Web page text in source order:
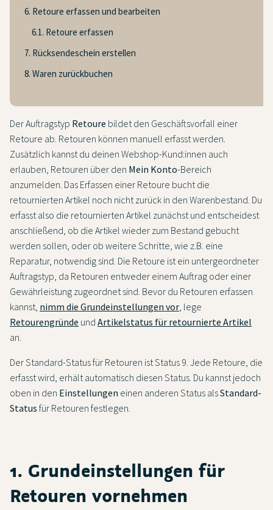
6. Retoure erfassen und bearbeiten
6.1. Retoure erfassen
7. Rücksendeschein erstellen
8. Waren zurückbuchen
Der Auftragstyp Retoure bildet den Geschäftsvorfall einer
Retoure ab. Retouren können manuell erfasst werden.
Zusätzlich kannst du deinen Webshop-Kund:innen auch
erlauben, Retouren über den Mein Konto-Bereich
anzumelden. Das Erfassen einer Retoure bucht die
retournierten Artikel noch nicht zurück in den Warenbestand. Du
erfasst also die retournierten Artikel zunächst und entscheidest
anschließend, ob die Artikel wieder zum Bestand gebucht
werden sollen, oder ob weitere Schritte, wie z.B. eine
Reparatur, notwendig sind. Die Retoure ist ein untergeordneter
Auftragstyp, da Retouren entweder einem Auftrag oder einer
Gewährleistung zugeordnet sind. Bevor du Retouren erfassen
kannst, nimm die Grundeinstellungen vor, lege
Retourengründe und Artikelstatus für retournierte Artikel
an.
Der Standard-Status für Retouren ist Status 9. Jede Retoure, die
erfasst wird, erhält automatisch diesen Status. Du kannst jedoch
oben in den Einstellungen einen anderen Status alsStandard-
Status für Retouren festlegen.
1. Grundeinstellungen für
Retouren vornehmen